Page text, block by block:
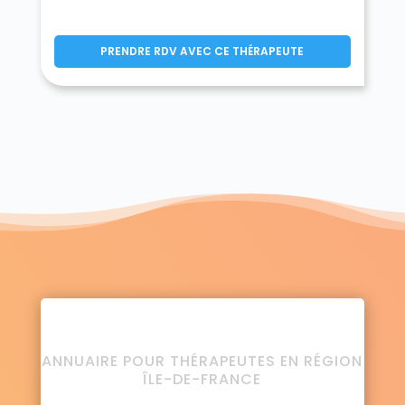
PRENDRE RDV AVEC CE THÉRAPEUTE
ANNUAIRE POUR THÉRAPEUTES EN RÉGION
ÎLE-DE-FRANCE